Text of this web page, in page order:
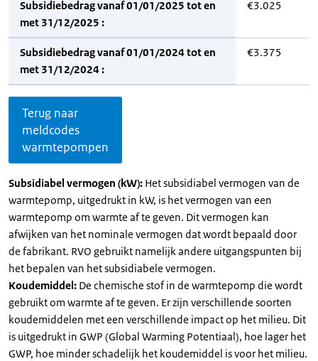
Subsidiebedrag vanaf 01/01/2025 tot en
met 31/12/2025 :
€3.025
Subsidiebedrag vanaf 01/01/2024 tot en
met 31/12/2024 :
€3.375
Terug naar
meldcodes
warmtepompen
Subsidiabel vermogen (kW): Het subsidiabel vermogen van de
warmtepomp, uitgedrukt in kW, is het vermogen van een
warmtepomp om warmte af te geven. Dit vermogen kan
afwijken van het nominale vermogen dat wordt bepaald door
de fabrikant. RVO gebruikt namelijk andere uitgangspunten bij
het bepalen van het subsidiabele vermogen.
Koudemiddel: De chemische stof in de warmtepomp die wordt
gebruikt om warmte af te geven. Er zijn verschillende soorten
koudemiddelen met een verschillende impact op het milieu. Dit
is uitgedrukt in GWP (Global Warming Potentiaal), hoe lager het
GWP, hoe minder schadelijk het koudemiddel is voor het milieu.